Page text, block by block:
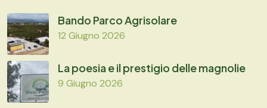
Bando Parco Agrisolare
12 Giugno 2026
La poesia e il prestigio delle magnolie
9 Giugno 2026